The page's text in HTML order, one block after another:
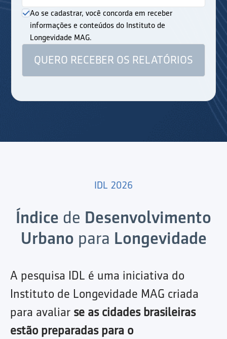
Ao se cadastrar, você concorda em receber
informações e conteúdos do Instituto de
Longevidade MAG.
IDL 2026
Índice de Desenvolvimento
Urbano para Longevidade
A pesquisa IDL é uma iniciativa do
Instituto de Longevidade MAG criada
para avaliar se as cidades brasileiras
estão preparadas para o